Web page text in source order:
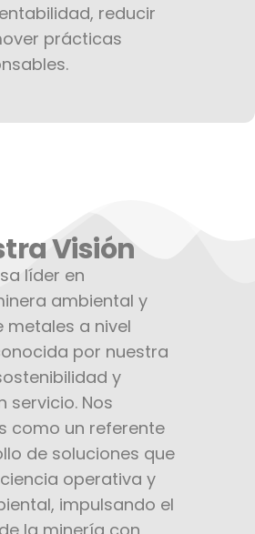
reducir
prácticas
Visión​
líder en
ambiental y
metales a nivel
por nuestra
y
servicio. Nos
como un referente
de soluciones que
operativa y
impulsando el